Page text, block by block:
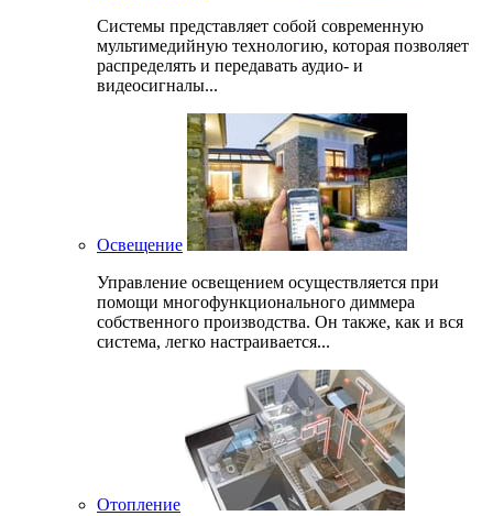
Системы представляет собой современную
мультимедийную технологию, которая позволяет
распределять и передавать аудио- и
видеосигналы...
Освещение
Управление освещением осуществляется при
помощи многофункционального диммера
собственного производства. Он также, как и вся
система, легко настраивается...
Отопление